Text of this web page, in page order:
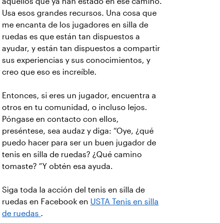
Usa esos grandes recursos. Una cosa que
me encanta de los jugadores en silla de
ruedas es que están tan dispuestos a
ayudar, y están tan dispuestos a compartir
sus experiencias y sus conocimientos, y
creo que eso es increíble.
Entonces, si eres un jugador, encuentra a
otros en tu comunidad, o incluso lejos.
Póngase en contacto con ellos,
preséntese, sea audaz y diga: “Oye, ¿qué
puedo hacer para ser un buen jugador de
tenis en silla de ruedas? ¿Qué camino
tomaste? ”Y obtén esa ayuda.
Siga toda la acción del tenis en silla de
ruedas en Facebook en USTA Tenis en silla
de ruedas .